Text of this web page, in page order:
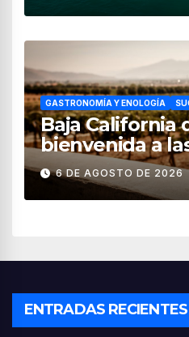
GASTRONOMÍA Y ENOLOGÍA
Baja California
bienvenida a
vendimia 2026
6 DE AGOSTO DE 2026
ENTRADAS RECIENTES